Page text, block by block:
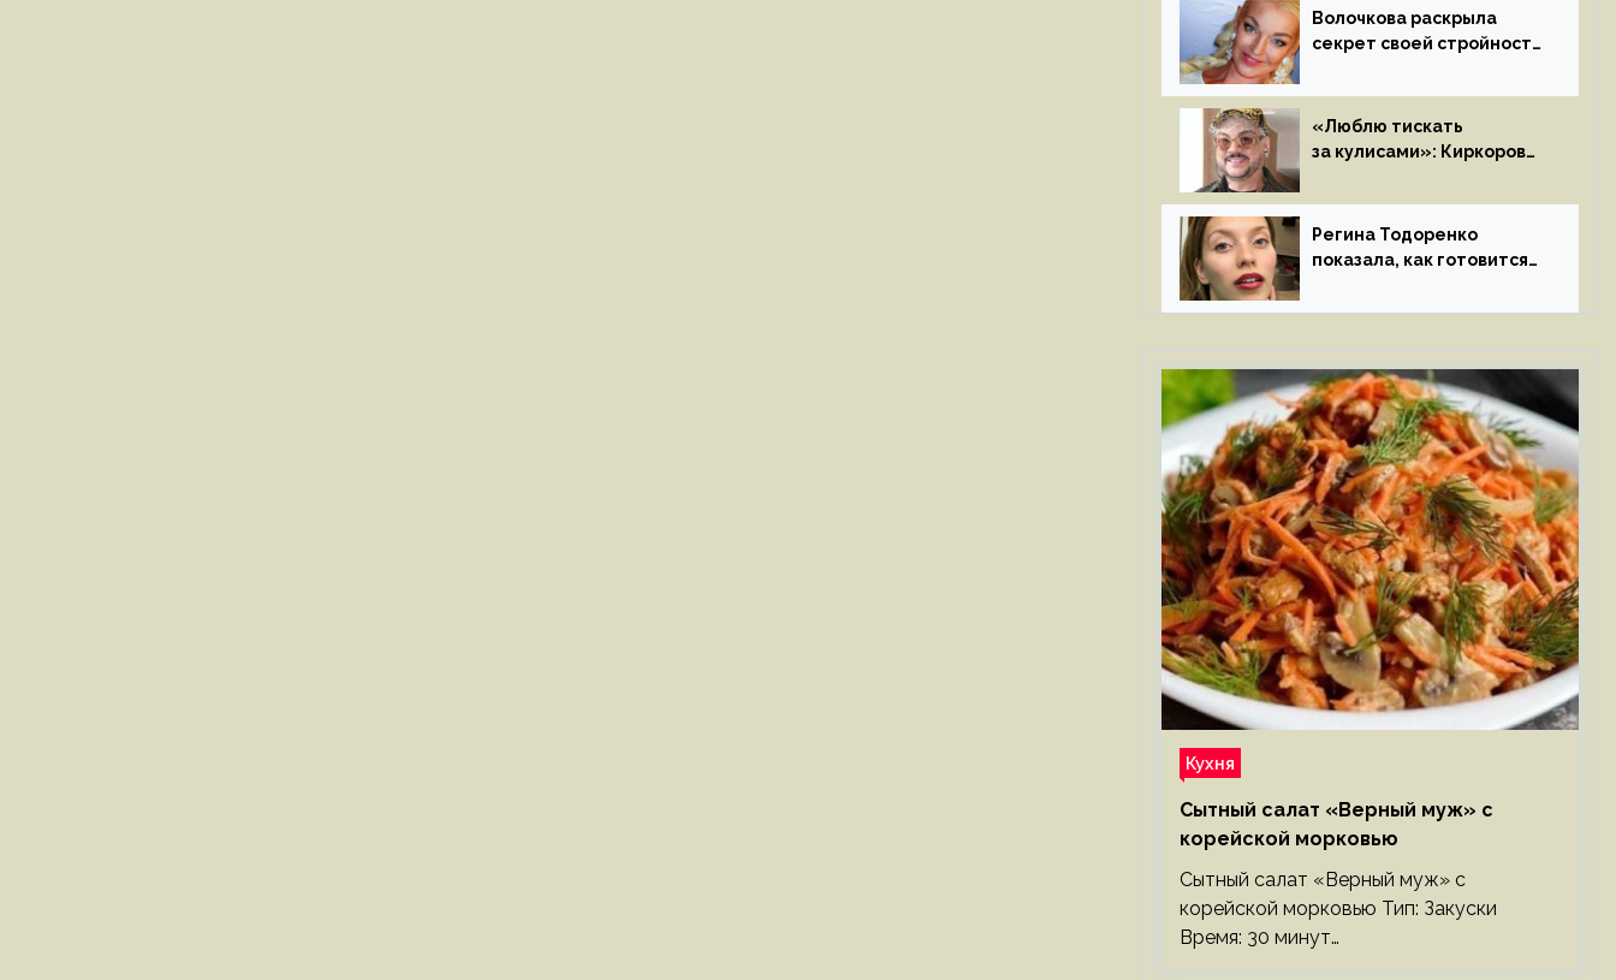
Волочкова раскрыла
секрет своей стройности:
страстные…»
«Люблю тискать
за кулисами»: Киркоров
к молодой особе
Регина Тодоренко
показала, как готовится
ребенка
Кухня
Сытный салат «Верный муж» с
корейской морковью
Сытный салат «Верный муж» с
корейской морковью Тип: Закуски
Время: 30 минут…